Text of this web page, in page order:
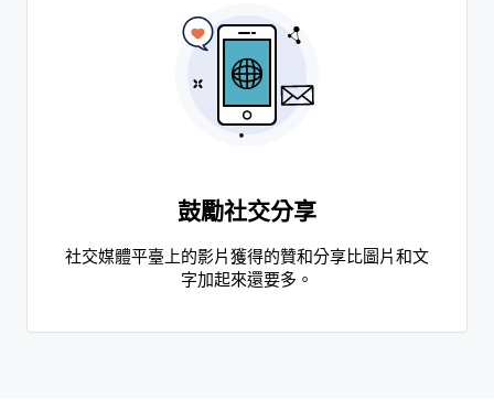
鼓勵社交分享
社交媒體平臺上的影片獲得的贊和分享比圖片和文
字加起來還要多。